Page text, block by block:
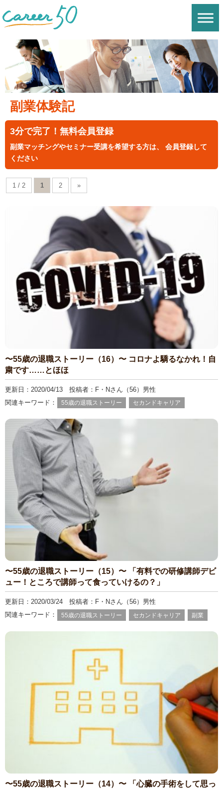
副業体験記
3分で完了！無料会員登録
副業マッチングやセミナー受講を希望する方は、 会員登録して
ください
1 / 2 1 2 »
〜55歳の退職ストーリー（16）〜 コロナよ驕るなかれ！自
粛です……とほほ
更新日：2020/04/13 投稿者：F・Nさん（56）男性
関連キーワード：
55歳の退職ストーリー セカンドキャリア
〜55歳の退職ストーリー（15）〜 「有料での研修講師デビ
ュー！ところで講師って食っていけるの？」
更新日：2020/03/24 投稿者：F・Nさん（56）男性
関連キーワード：
55歳の退職ストーリー セカンドキャリア 副業
〜55歳の退職ストーリー（14）〜 「心臓の手術をして思っ